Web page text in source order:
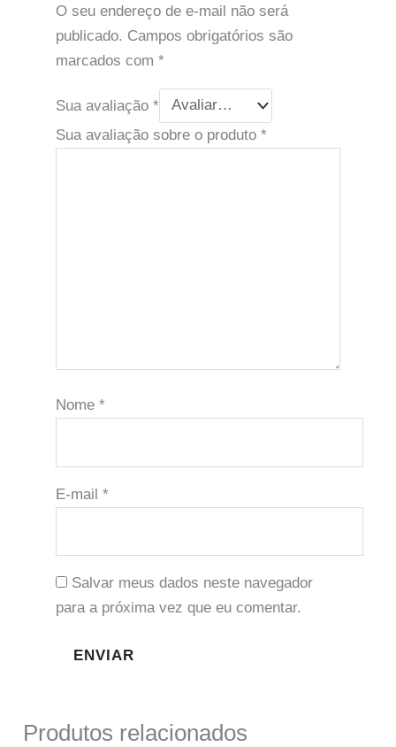
O seu endereço de e-mail não será
publicado. Campos obrigatórios são
marcados com *
Sua avaliação *
Sua avaliação sobre o produto *
Nome *
E-mail *
Salvar meus dados neste navegador
para a próxima vez que eu comentar.
Produtos relacionados